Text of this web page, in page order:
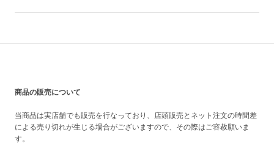
商品の販売について
当商品は実店舗でも販売を行なっており、店頭販売とネット注文の時間差
による売り切れが生じる場合がございますので、その際はご容赦願いま
す。